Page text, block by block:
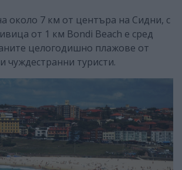
около 7 км от центъра на Сидни, с
от 1 км Bondi Beach е сред
целогодишно плажове от
чуждестранни туристи.